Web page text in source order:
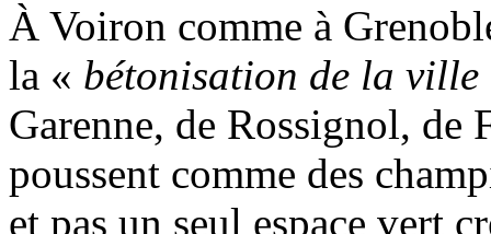
À Voiron comme à
la « bétonisation de la ville
Garenne, de Rossignol, de
poussent comme des
et pas un seul espace vert